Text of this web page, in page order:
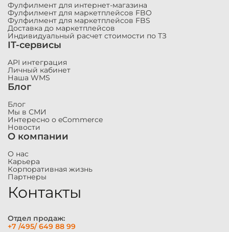
Фулфилмент для интернет-магазина
Фулфилмент для маркетплейсов FBO
Фулфилмент для маркетплейсов FBS
Доставка до маркетплейсов
Индивидуальный расчет стоимости по ТЗ
IT-сервисы
API интеграция
Личный кабинет
Наша WMS
Блог
Блог
Мы в СМИ
Интересно о eCommerce
Новости
О компании
О нас
Карьера
Корпоративная жизнь
Партнеры
Контакты
Отдел продаж:
+7 /495/ 649 88 99